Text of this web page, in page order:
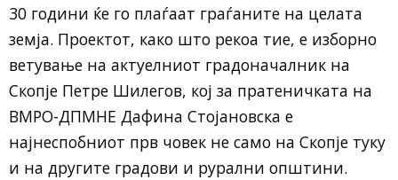
30 години ќе го плаѓаат граѓаните на целата
земја. Проектот, како што рекоа тие, е изборно
ветување на актуелниот градоначалник на
Скопје Петре Шилегов, кој за пратеничката на
ВМРО-ДПМНЕ Дафина Стојановска е
најнеспобниот прв човек не само на Скопје туку
и на другите градови и рурални општини.